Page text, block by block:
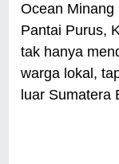
Ocean Minang
Pantai Purus,
tak hanya
warga lokal,
luar Sumatera